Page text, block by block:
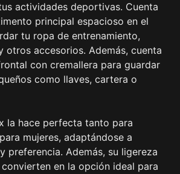
actividades deportivas. Cuenta
principal espacioso en el
tu ropa de entrenamiento,
otros accesorios. Además, cuenta
con cremallera para guardar
como llaves, cartera o
la hace perfecta tanto para
mujeres, adaptándose a
preferencia. Además, su ligereza
en la opción ideal para